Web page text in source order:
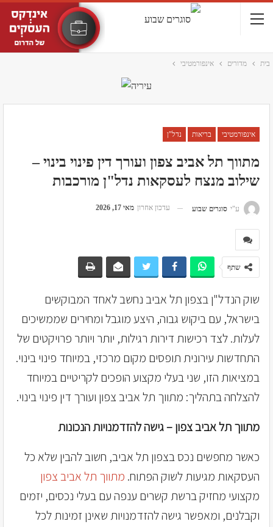
בית מדורים אינפורמטיבי
אינפורמטיבי בריאות נדל"ן
מתווך תל אביב צפון ועורך דין פינוי בינוי –
שילוב מנצח לעסקאות נדל"ן מורכבות
ע"י סוגרים שבוע עדכון אחרון מאי 17, 2026
שתף
שוק הנדל"ן בצפון תל אביב נחשב לאחד המבוקשים
בישראל, עם ביקוש גבוה, היצע מוגבל ומחירים שממשיכים
לעלות. לצד רכישות דירות רגילות, יותר ויותר פרויקטים של
התחדשות עירונית תופסים מקום מרכזי, במיוחד פינוי בינוי.
במציאות הזו, שני בעלי מקצוע הופכים לקריטיים במיוחד
להצלחה בתהליך: מתווך תל אביב צפון ועורך דין פינוי בינוי.
מתווך תל אביב צפון – גישה להזדמנויות הנכונות
כאשר מחפשים נכס בצפון תל אביב, חשוב להבין שלא כל
העסקאות מגיעות לשוק הפתוח. מתווך תל אביב צפון
מקצועי מחזיק ברשת קשרים ענפה עם בעלי נכסים, יזמים
וקבלנים, ומאפשר גישה להזדמנויות שאינן זמינות לכל